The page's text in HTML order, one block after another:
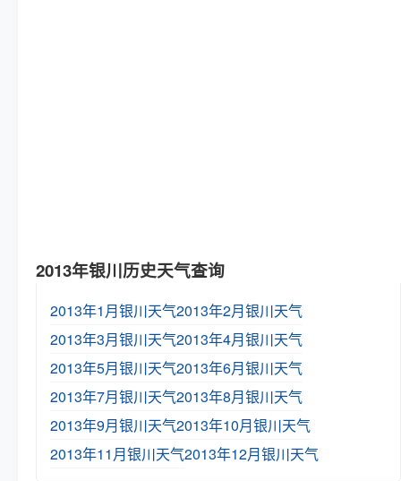
2013年银川历史天气查询
2013年1月银川天气2013年2月银川天气
2013年3月银川天气2013年4月银川天气
2013年5月银川天气2013年6月银川天气
2013年7月银川天气2013年8月银川天气
2013年9月银川天气2013年10月银川天气
2013年11月银川天气2013年12月银川天气